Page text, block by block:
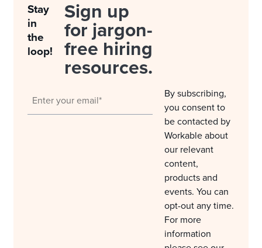
Stay
in
the
loop!
Sign up
for jargon-
free hiring
resources.
By subscribing,
you consent to
be contacted by
Workable about
our relevant
content,
products and
events. You can
opt-out any time.
For more
information